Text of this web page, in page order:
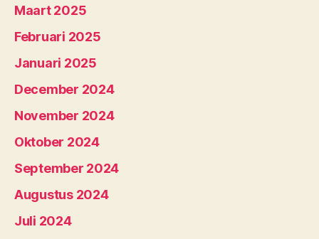
Maart 2025
Februari 2025
Januari 2025
December 2024
November 2024
Oktober 2024
September 2024
Augustus 2024
Juli 2024